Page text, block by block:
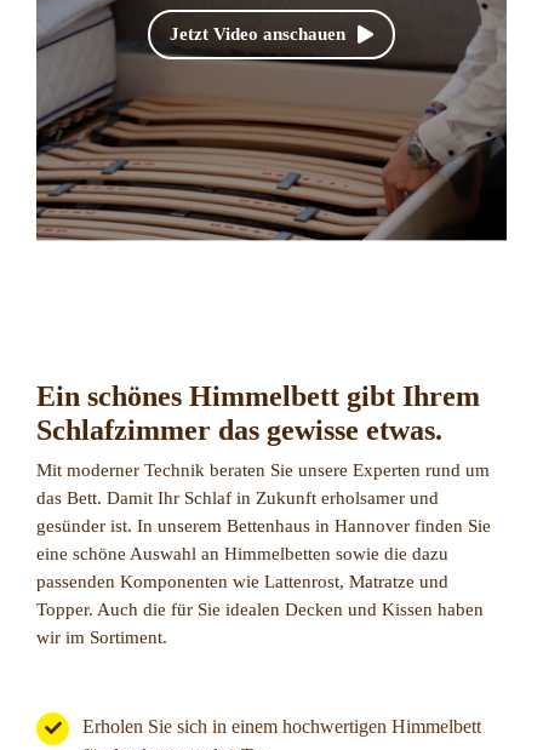
Jetzt Video anschauen
Ein schönes Himmelbett gibt Ihrem
Schlafzimmer das gewisse etwas.
Mit moderner Technik beraten Sie unsere Experten rund um
das Bett. Damit Ihr Schlaf in Zukunft erholsamer und
gesünder ist. In unserem Bettenhaus in Hannover finden Sie
eine schöne Auswahl an Himmelbetten sowie die dazu
passenden Komponenten wie Lattenrost, Matratze und
Topper. Auch die für Sie idealen Decken und Kissen haben
wir im Sortiment.
Erholen Sie sich in einem hochwertigen Himmelbett